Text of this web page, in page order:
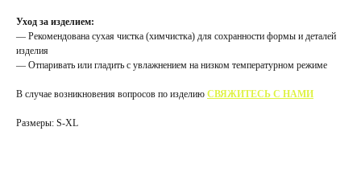
Уход за изделием:
— Рекомендована сухая чистка (химчистка) для сохранности формы и деталей
изделия
— Отпаривать или гладить с увлажнением на низком температурном режиме
В случае возникновения вопросов по изделию СВЯЖИТЕСЬ С НАМИ
Размеры: S-XL